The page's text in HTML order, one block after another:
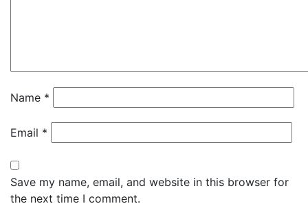
Name *
Email *
Save my name, email, and website in this browser for
the next time I comment.